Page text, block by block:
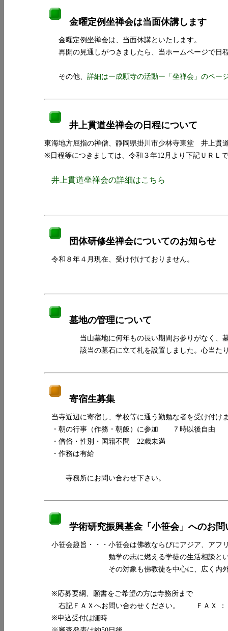
金曜定例坐禅会は当面休講します
金曜定例坐禅会は、当面休講といたします。
再開の見通しがつきましたら、当ホームページで日
その他、 詳細はー成願寺の活動ー「坐禅会」のペー
井上貫道坐禅会の日程について
東海地方屈指の禅僧、静岡県掛川市少林寺東堂 井上貫
※日程等につきましては、令和３年12月より下記ＵＲＬ
井上貫道坐禅会の詳細はこちら
団体研修坐禅会についてのお知らせ
令和８年４月現在、受け付けておりません。
墓地の管理について
当山墓地に何年もの長い期間お参りがなく、墓地
該当の墓石に立て札を設置しました。心当たり
寄宿生募集
当寺近辺に寄宿し、学校等に通う勤勉な者を受け付け
・朝の行事（作務・朝飯）に参加 ７時以後自由
・僧俗・性別・国籍不問 22歳未満
・作務は有給
寺務所にお問い合わせ下さい。
学術研究振興基金「小笹会」へのお問
小笹会趣旨・・・小笹会は佛教ならびにアジア、アフ
勉学の志に燃える学徒の生活相談という
その対象も佛教徒を中心に、広く内外に
※応募要綱、願書をご希望の方は寺務所まで
右記ＦＡＸへお問い合わせください。 ＦＡＸ ：
※申込受付は随時